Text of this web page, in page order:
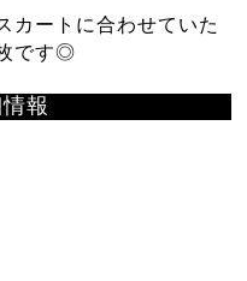
カートに合わせていた
です◎
報